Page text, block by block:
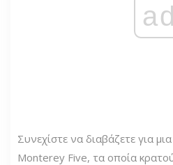
ad
Συνεχίστε να διαβάζετε για
Monterey Five, τα οποία